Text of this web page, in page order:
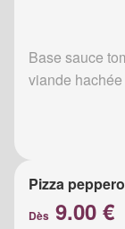
Base sauce
viande hachée
Pizza
Dès 9.00 €